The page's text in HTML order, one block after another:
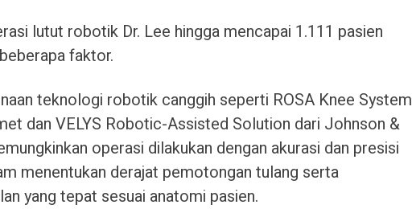
lutut robotik Dr. Lee hingga mencapai 1.111 pasien
faktor.
teknologi robotik canggih seperti ROSA Knee System
dan VELYS Robotic-Assisted Solution dari Johnson &
operasi dilakukan dengan akurasi dan presisi
menentukan derajat pemotongan tulang serta
yang tepat sesuai anatomi pasien.